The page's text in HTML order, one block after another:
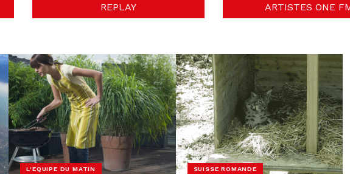
REPLAY ARTISTES ONE
L'EQUIPE DU MATIN SUISSE ROMANDE